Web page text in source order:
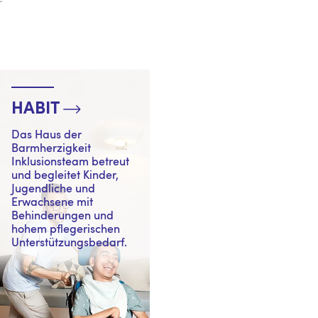
HABIT
Das Haus der
Barmherzigkeit
Inklusionsteam betreut
und begleitet Kinder,
Jugendliche und
Erwachsene mit
Behinderungen und
hohem pflegerischen
Unterstützungsbedarf.